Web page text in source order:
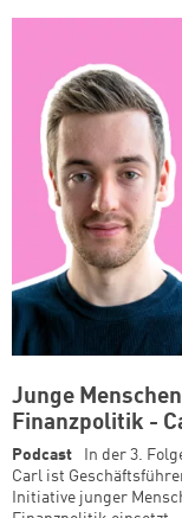
Junge
Finanzpolitik -
Podcast
In der 3.
Carl ist
Initiative junger